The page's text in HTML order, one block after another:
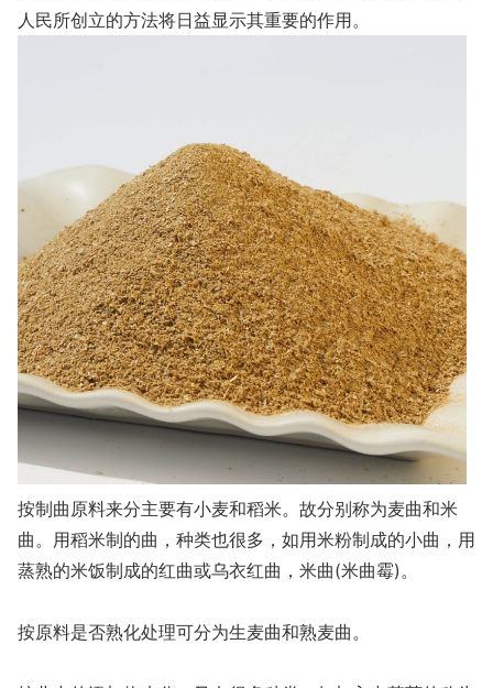
人民所创立的方法将日益显示其重要的作用。
按制曲原料来分主要有小麦和稻米。故分别称为麦曲和米
曲。用稻米制的曲，种类也很多，如用米粉制成的小曲，用
蒸熟的米饭制成的红曲或乌衣红曲，米曲(米曲霉)。
按原料是否熟化处理可分为生麦曲和熟麦曲。